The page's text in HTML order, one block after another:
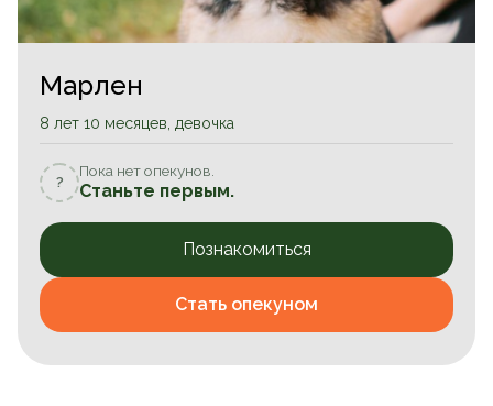
Марлен
8 лет 10 месяцев, девочка
?
Пока нет опекунов.
Станьте первым.
Познакомиться
Стать опекуном